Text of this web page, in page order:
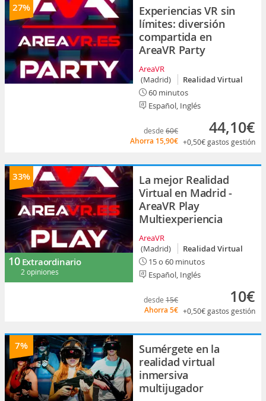
27%
Experiencias VR sin
límites: diversión
compartida en
AreaVR Party
AreaVR
(Madrid)
Realidad Virtual
60 minutos
Español, Inglés
desde 60€
Ahorra 15,90€
44,10€
+0,50€gastos gestión
33%
10 Extraordinario
2 opiniones
La mejor Realidad
Virtual en Madrid -
AreaVR Play
Multiexperiencia
AreaVR
(Madrid)
Realidad Virtual
15 o 60 minutos
Español, Inglés
desde 15€
Ahorra 5€
10€
+0,50€gastos gestión
7%
Sumérgete en la
realidad virtual
inmersiva
multijugador